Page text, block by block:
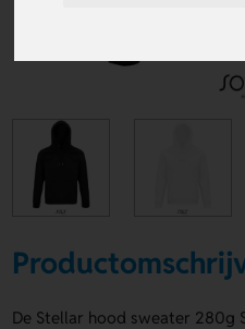
De Stellar hood sweater 280g